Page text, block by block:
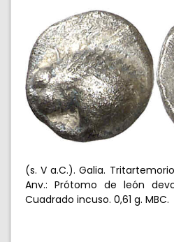
(s. V a.C.). Galia.
Anv.: Prótomo de león
Cuadrado incuso. 0,61 g. MBC.